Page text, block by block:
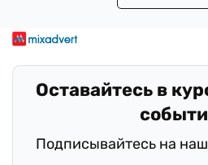
Оставайтесь в
Подписывайтесь на